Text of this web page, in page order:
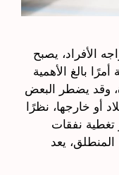
الأفراد، يصبح
بالغ الأهمية
وقد يضطر البعض
أو خارجها، نظرًا
نفقات
المنطلق، يعد